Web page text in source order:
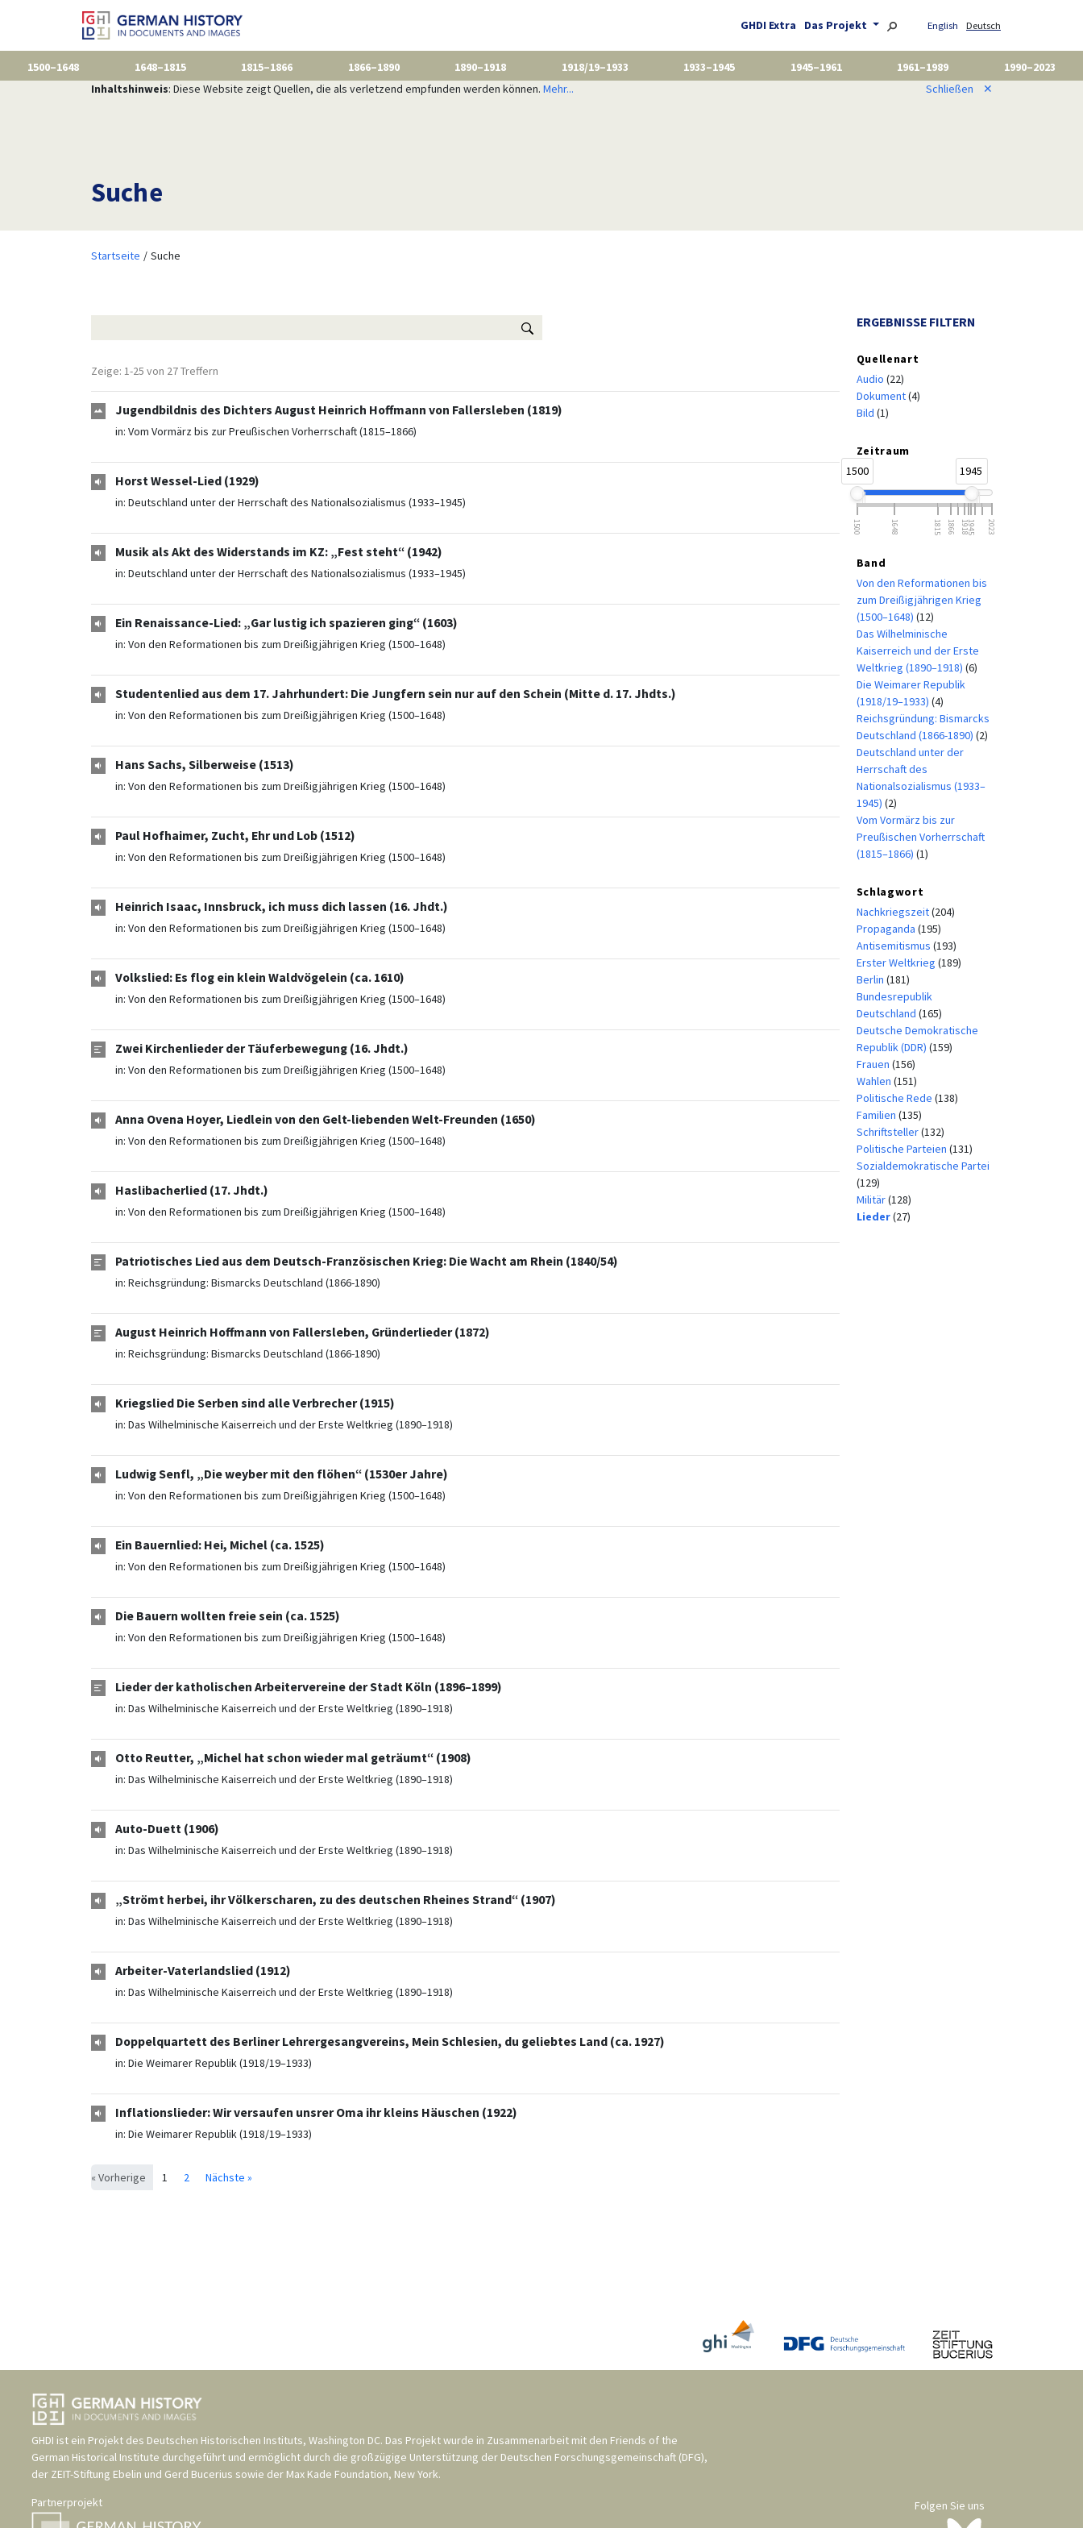
GHDI Extra Das Projekt English Deutsch
1500–1648 1648–1815 1815–1866 1866–1890 1890–1918 1918/19–1933 1933–1945 1945–1961 1961–1989
1990–2023
Inhaltshinweis: Diese Website zeigt Quellen, die als verletzend empfunden werden können. Mehr... Schließen ✕
Suche
Startseite Suche
Zeige: 1-25 von 27 Treffern
Jugendbildnis des Dichters August Heinrich Hoffmann von Fallersleben (1819)
in: Vom Vormärz bis zur Preußischen Vorherrschaft (1815–1866)
Horst Wessel-Lied (1929)
in: Deutschland unter der Herrschaft des Nationalsozialismus (1933–1945)
Musik als Akt des Widerstands im KZ: „Fest steht“ (1942)
in: Deutschland unter der Herrschaft des Nationalsozialismus (1933–1945)
Ein Renaissance-Lied: „Gar lustig ich spazieren ging“ (1603)
in: Von den Reformationen bis zum Dreißigjährigen Krieg (1500–1648)
Studentenlied aus dem 17. Jahrhundert: Die Jungfern sein nur auf den Schein (Mitte d. 17. Jhdts.)
in: Von den Reformationen bis zum Dreißigjährigen Krieg (1500–1648)
Hans Sachs, Silberweise (1513)
in: Von den Reformationen bis zum Dreißigjährigen Krieg (1500–1648)
Paul Hofhaimer, Zucht, Ehr und Lob (1512)
in: Von den Reformationen bis zum Dreißigjährigen Krieg (1500–1648)
Heinrich Isaac, Innsbruck, ich muss dich lassen (16. Jhdt.)
in: Von den Reformationen bis zum Dreißigjährigen Krieg (1500–1648)
Volkslied: Es flog ein klein Waldvögelein (ca. 1610)
in: Von den Reformationen bis zum Dreißigjährigen Krieg (1500–1648)
Zwei Kirchenlieder der Täuferbewegung (16. Jhdt.)
in: Von den Reformationen bis zum Dreißigjährigen Krieg (1500–1648)
Anna Ovena Hoyer, Liedlein von den Gelt-liebenden Welt-Freunden (1650)
in: Von den Reformationen bis zum Dreißigjährigen Krieg (1500–1648)
Haslibacherlied (17. Jhdt.)
in: Von den Reformationen bis zum Dreißigjährigen Krieg (1500–1648)
Patriotisches Lied aus dem Deutsch-Französischen Krieg: Die Wacht am Rhein (1840/54)
in: Reichsgründung: Bismarcks Deutschland (1866-1890)
August Heinrich Hoffmann von Fallersleben, Gründerlieder (1872)
in: Reichsgründung: Bismarcks Deutschland (1866-1890)
Kriegslied Die Serben sind alle Verbrecher (1915)
in: Das Wilhelminische Kaiserreich und der Erste Weltkrieg (1890–1918)
Ludwig Senfl, „Die weyber mit den flöhen“ (1530er Jahre)
in: Von den Reformationen bis zum Dreißigjährigen Krieg (1500–1648)
Ein Bauernlied: Hei, Michel (ca. 1525)
in: Von den Reformationen bis zum Dreißigjährigen Krieg (1500–1648)
Die Bauern wollten freie sein (ca. 1525)
in: Von den Reformationen bis zum Dreißigjährigen Krieg (1500–1648)
Lieder der katholischen Arbeitervereine der Stadt Köln (1896–1899)
in: Das Wilhelminische Kaiserreich und der Erste Weltkrieg (1890–1918)
Otto Reutter, „Michel hat schon wieder mal geträumt“ (1908)
in: Das Wilhelminische Kaiserreich und der Erste Weltkrieg (1890–1918)
Auto-Duett (1906)
in: Das Wilhelminische Kaiserreich und der Erste Weltkrieg (1890–1918)
„Strömt herbei, ihr Völkerscharen, zu des deutschen Rheines Strand“ (1907)
in: Das Wilhelminische Kaiserreich und der Erste Weltkrieg (1890–1918)
Arbeiter-Vaterlandslied (1912)
in: Das Wilhelminische Kaiserreich und der Erste Weltkrieg (1890–1918)
Doppelquartett des Berliner Lehrergesangvereins, Mein Schlesien, du geliebtes Land (ca. 1927)
in: Die Weimarer Republik (1918/19–1933)
Inflationslieder: Wir versaufen unsrer Oma ihr kleins Häuschen (1922)
in: Die Weimarer Republik (1918/19–1933)
« Vorherige 1 2 Nächste »
ERGEBNISSE FILTERN
Quellenart
Audio (22)
Dokument(4)
Bild (1)
Zeitraum
1500
1945
1500 1648 1815 1866 19181945 2023
Band
Von den Reformationen bis
zum Dreißigjährigen Krieg
(1500–1648) (12)
Das Wilhelminische
Kaiserreich und der Erste
Weltkrieg (1890–1918) (6)
Die Weimarer Republik
(1918/19–1933) (4)
Reichsgründung: Bismarcks
Deutschland (1866-1890) (2)
Deutschland unter der
Herrschaft des
Nationalsozialismus (1933–
1945) (2)
Vom Vormärz bis zur
Preußischen Vorherrschaft
(1815–1866) (1)
Schlagwort
Nachkriegszeit(204)
Propaganda (195)
Antisemitismus (193)
Erster Weltkrieg (189)
Berlin (181)
Bundesrepublik
Deutschland (165)
Deutsche Demokratische
Republik (DDR) (159)
Frauen (156)
Wahlen (151)
Politische Rede (138)
Familien (135)
Schriftsteller(132)
Politische Parteien (131)
Sozialdemokratische Partei
(129)
Militär(128)
Lieder(27)
GHDI ist ein Projekt des Deutschen Historischen Instituts, Washington DC. Das Projekt wurde in Zusammenarbeit mit den Friends of the
German Historical Institute durchgeführt und ermöglicht durch die großzügige Unterstützung der Deutschen Forschungsgemeinschaft (DFG),
der ZEIT-Stiftung Ebelin und Gerd Bucerius sowie der Max Kade Foundation, New York.
Partnerprojekt
Folgen Sie uns